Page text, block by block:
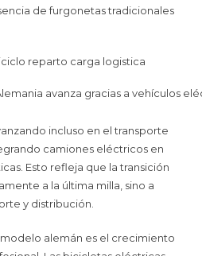
de furgonetas tradicionales
avanza gracias a vehículos
incluso en el transporte
camiones eléctricos en
Esto refleja que la transición
a la última milla, sino a
y distribución.
alemán es el crecimiento